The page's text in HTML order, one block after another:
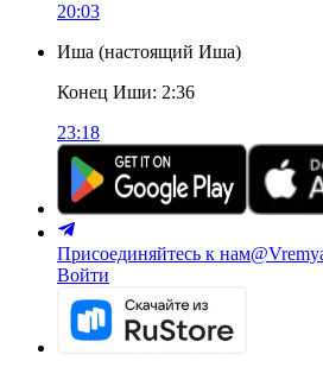
20:03
Иша (настоящий Иша)
Конец Иши: 2:36
23:18
Присоединяйтесь к нам
Войти